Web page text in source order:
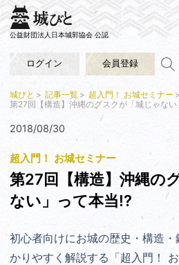
公益財団法人日本城郭協会 公認
ログイン 会員登録
城びと 記事一覧
超入門！ お城セミナー
第27回【構造】沖縄のグスクが「城じゃない
2018/08/30
超入門！ お城セミナー
第27回【構造】沖縄の
ない」って本当!?
初心者向けにお城の歴史・構造
かりやすく解説する「超入門！